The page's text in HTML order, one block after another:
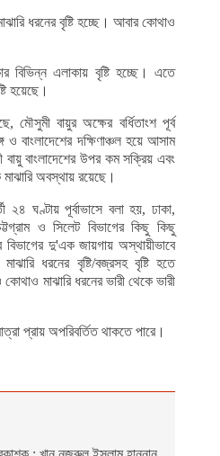
ধরনের বৃষ্টি হচ্ছে। আবার কোথাও
বিভিন্ন এলাকায় বৃষ্টি হচ্ছে। এতে
হয়েছে।
মৌসুমী বায়ুর অক্ষের বর্ধিতাংশ পূর্ব
ও বাংলাদেশের দক্ষিণাঞ্চল হয়ে আসাম
বাংলাদেশের উপর কম সক্রিয় এবং
অবস্থায় রয়েছে।
ঘণ্টায় পূর্বাভাসে বলা হয়, ঢাকা,
ও সিলেট বিভাগের কিছু কিছু
দু'এক জায়গায় অস্থায়ীভাবে
ধরনের বৃষ্টি/বজ্রসহ বৃষ্টি হতে
মাঝারি ধরনের ভারী থেকে ভারী
প্রায় অপরিবর্তিত থাকতে পারে।